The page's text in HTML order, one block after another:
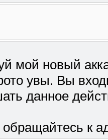
мой новый
увы. Вы
данное
к